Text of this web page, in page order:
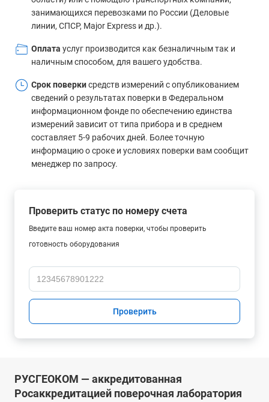
занимающихся перевозками по России (Деловые
линии, СПСР, Major Express и др.).
Оплата услуг производится как безналичным так и
наличным способом, для вашего удобства.
Срок поверкисредств измерений с опубликованием
сведений о результатах поверки в Федеральном
информационном фонде по обеспечению единства
измерений зависит от типа прибора и в среднем
составляет 5-9 рабочих дней. Более точную
информацию о сроке и условиях поверки вам сообщит
менеджер по запросу.
Проверить статус по номеру счета
Введите ваш номер акта поверки, чтобы проверить
готовность оборудования
Проверить
РУСГЕОКОМ — аккредитованная
Росаккредитацией поверочная лаборатория